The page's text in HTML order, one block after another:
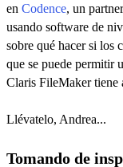
en Codence, un
usando software de
sobre qué hacer si los
que se puede permitir
Claris FileMaker tiene
Llévatelo, Andrea...
Tomando de